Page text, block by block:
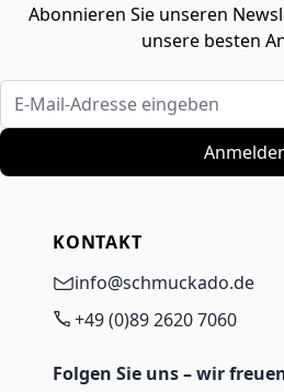
Abonnieren Sie unseren
unsere besten
E-Mail-Adresse eingeben
KONTAKT
info@schmuckado.de
+49 (0)89 2620 7060
Folgen Sie uns – wir